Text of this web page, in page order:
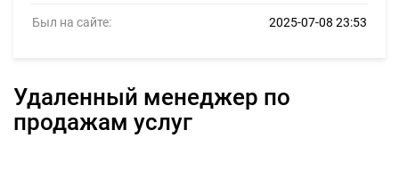
Был на сайте: 2025-07-08 23:53
Удаленный менеджер по
продажам услуг